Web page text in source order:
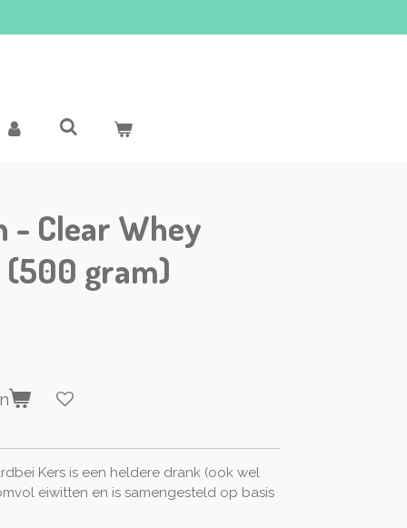
- Clear Whey
(500 gram)
Kers is een heldere drank (ook wel
eiwitten en is samengesteld op basis